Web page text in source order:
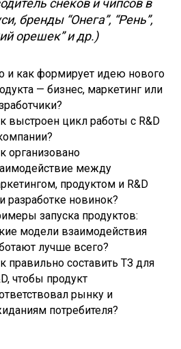
снеков и чипсов в
бренды “Онега”, “Рень”,
орешек” и др.)
и как формирует идею нового
— бизнес, маркетинг или
выстроен цикл работы с R&D
организовано
между
продуктом и R&D
разработке новинок?
запуска продуктов:
модели взаимодействия
лучше всего?
правильно составить ТЗ для
чтобы продукт
рынку и
потребителя?